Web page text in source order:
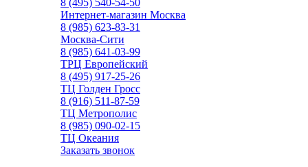
8 (495) 540-54-50
Интернет-магазин Москва
8 (985) 623-83-31
Москва-Сити
8 (985) 641-03-99
ТРЦ Европейский
8 (495) 917-25-26
ТЦ Голден Гросс
8 (916) 511-87-59
ТЦ Метрополис
8 (985) 090-02-15
ТЦ Океания
Заказать звонок